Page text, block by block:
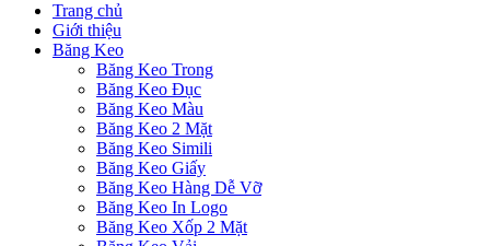
Trang chủ
Giới thiệu
Băng Keo
Băng Keo Trong
Băng Keo Đục
Băng Keo Màu
Băng Keo 2 Mặt
Băng Keo Simili
Băng Keo Giấy
Băng Keo Hàng Dễ Vỡ
Băng Keo In Logo
Băng Keo Xốp 2 Mặt